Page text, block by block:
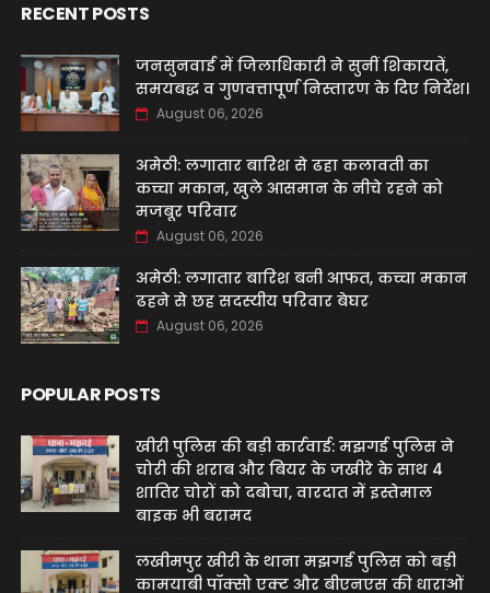
RECENT POSTS
जनसुनवाई में जिलाधिकारी ने सुनीं शिकायतें,
समयबद्ध व गुणवत्तापूर्ण निस्तारण के दिए निर्देश।
August 06, 2026
अमेठी: लगातार बारिश से ढहा कलावती का
कच्चा मकान, खुले आसमान के नीचे रहने को
मजबूर परिवार
August 06, 2026
अमेठी: लगातार बारिश बनी आफत, कच्चा मकान
ढहने से छह सदस्यीय परिवार बेघर
August 06, 2026
POPULAR POSTS
खीरी पुलिस की बड़ी कार्रवाई: मझगई पुलिस ने
चोरी की शराब और बियर के जखीरे के साथ 4
शातिर चोरों को दबोचा, वारदात में इस्तेमाल
बाइक भी बरामद
लखीमपुर खीरी के थाना मझगई पुलिस को बड़ी
कामयाबी पॉक्सो एक्ट और बीएनएस की धाराओं